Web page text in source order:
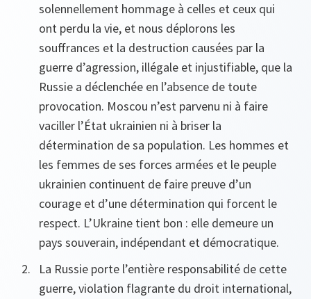
solennellement hommage à celles et ceux qui
ont perdu la vie, et nous déplorons les
souffrances et la destruction causées par la
guerre d’agression, illégale et injustifiable, que la
Russie a déclenchée en l’absence de toute
provocation. Moscou n’est parvenu ni à faire
vaciller l’État ukrainien ni à briser la
détermination de sa population. Les hommes et
les femmes de ses forces armées et le peuple
ukrainien continuent de faire preuve d’un
courage et d’une détermination qui forcent le
respect. L’Ukraine tient bon : elle demeure un
pays souverain, indépendant et démocratique.
La Russie porte l’entière responsabilité de cette
guerre, violation flagrante du droit international,